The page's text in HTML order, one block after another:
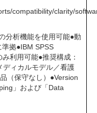
compatibility/clarity/
分析機能を使用可能●動
拠●IBM SPSS
利用可能●推奨構成：
ディカルモデル／看護
（保守なし）●Version
」および「Data